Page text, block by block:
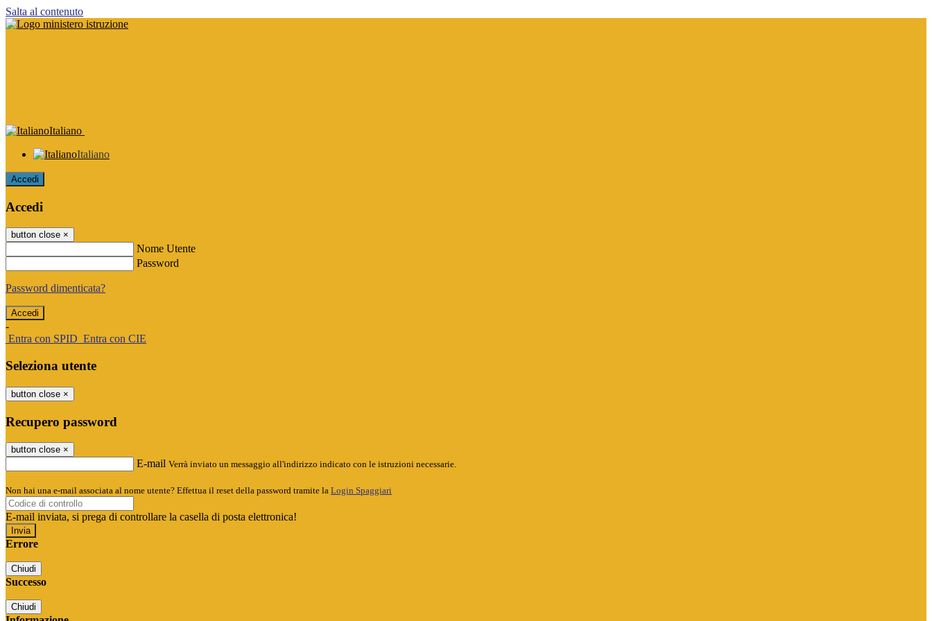
Salta al contenuto
Italiano
Italiano
Accedi
Accedi
button close ×
Nome Utente
Password
Password dimenticata?
-
Entra con SPID Entra con CIE
Seleziona utente
button close ×
Recupero password
button close ×
E-mail Verrà inviato un messaggio all'indirizzo indicato con le istruzioni necessarie.
Non hai una e-mail associata al nome utente? Effettua il reset della password tramite la Login Spaggiari
E-mail inviata, si prega di controllare la casella di posta elettronica!
Errore
Chiudi
Successo
Chiudi